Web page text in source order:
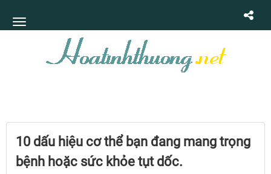
10 dấu hiệu cơ thể bạn đang mang trọng
bệnh hoặc sức khỏe tụt dốc.